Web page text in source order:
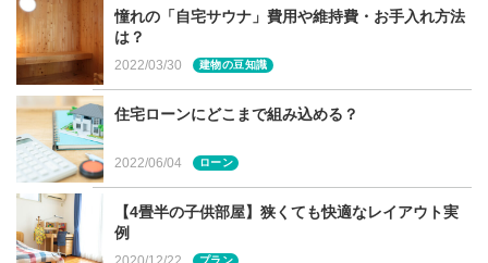
外構を含めたマイホーム計画をしよ
う
建物だけを完成させて、予算の関係上でデッキや外構、植
栽は後回しにして、結局外構は手つかず…というお話を宮
城県仙台市でも聞くことがあります。これでは建物が完成
しても何となく寂しいものです。私が考えるのは、外構や
憧れの「自宅サウナ」費用や維持費・お手入れ方法
は？
2022/03/30 建物の豆知識
住宅ローンにどこまで組み込める？
2022/06/04 ローン
【4畳半の子供部屋】狭くても快適なレイアウト実
例
プラン